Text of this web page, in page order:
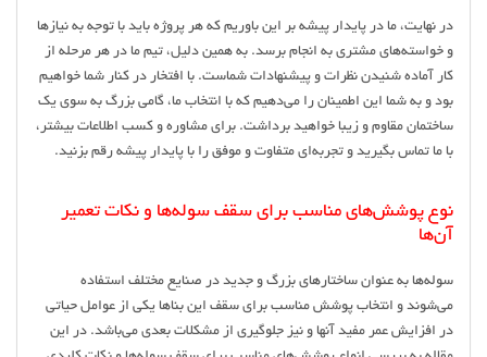
در نهایت، ما در پایدار پیشه بر این باوریم که هر پروژه باید با توجه به نیازها
و خواسته‌های مشتری به انجام برسد. به همین دلیل، تیم ما در هر مرحله از
کار آماده شنیدن نظرات و پیشنهادات شماست. با افتخار در کنار شما خواهیم
بود و به شما این اطمینان را می‌دهیم که با انتخاب ما، گامی بزرگ به سوی یک
ساختمان مقاوم و زیبا خواهید برداشت. برای مشاوره و کسب اطلاعات بیشتر،
با ما تماس بگیرید و تجربه‌ای متفاوت و موفق را با پایدار پیشه رقم بزنید.
نوع پوشش‌های مناسب برای سقف سوله‌ها و نکات تعمیر
آن‌ها
سوله‌ها به عنوان ساختارهای بزرگ و جدید در صنایع مختلف استفاده
می‌شوند و انتخاب پوشش مناسب برای سقف این بناها یکی از عوامل حیاتی
در افزایش عمر مفید آنها و نیز جلوگیری از مشکلات بعدی می‌باشد. در این